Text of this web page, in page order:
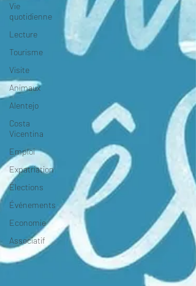
Vie
quotidienne
Lecture
Tourisme
Visite
Animaux
Alentejo
Costa
Vicentina
Emploi
Expatriation
Élections
Événements
Economie
Associatif